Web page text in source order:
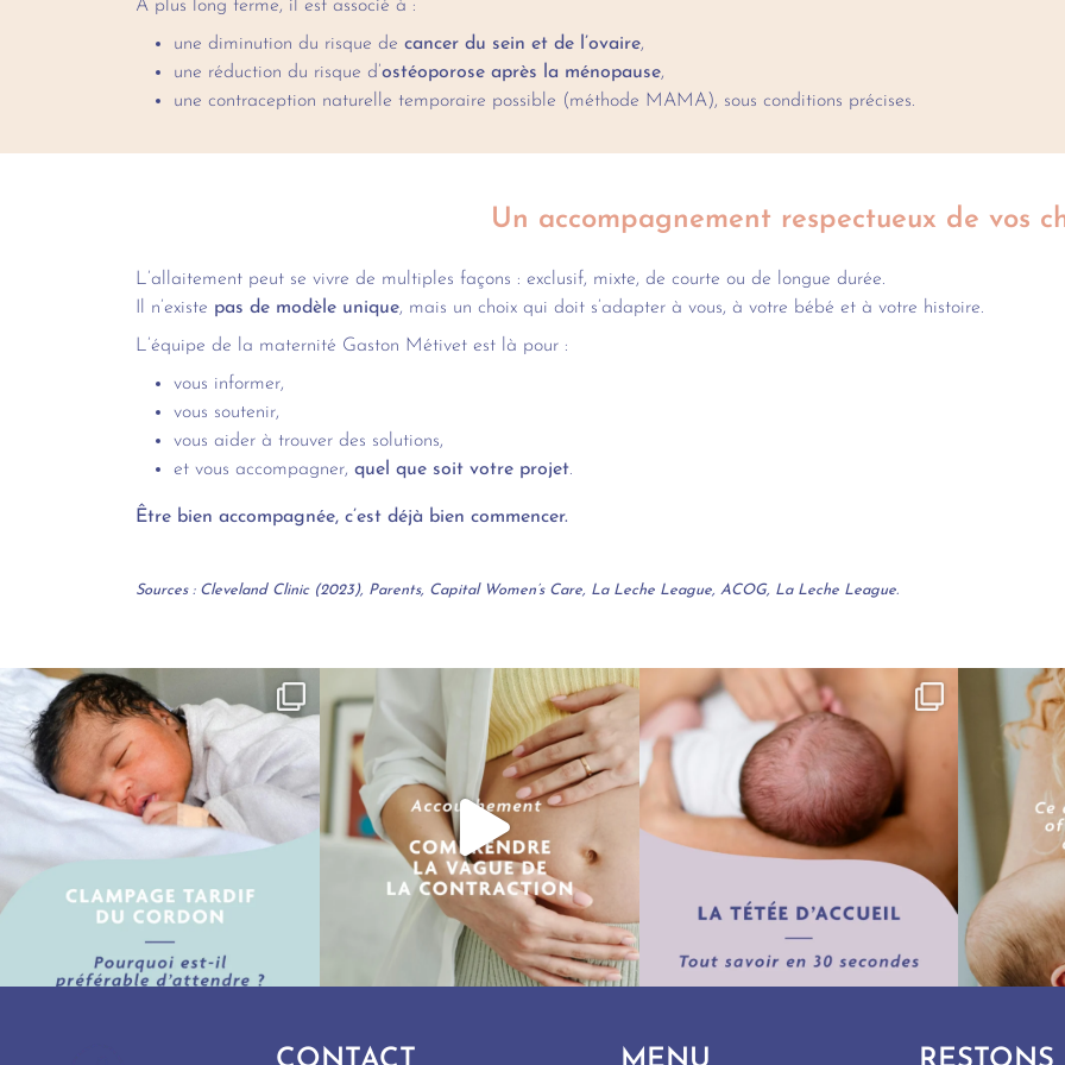
À plus long terme, il est associé à :
une diminution du risque de cancer du sein et de l’ovaire,
une réduction du risque d’ostéoporose après la ménopause,
une contraception naturelle temporaire possible (méthode MAMA), sous conditions précises.
Un accompagnement respectueux de vos
L’allaitement peut se vivre de multiples façons : exclusif, mixte, de courte ou de longue durée.
Il n’existe pas de modèle unique, mais un choix qui doit s’adapter à vous, à votre bébé et à votre histoire.
L’équipe de la maternité Gaston Métivet est là pour :
vous informer,
vous soutenir,
vous aider à trouver des solutions,
et vous accompagner, quel que soit votre projet.
Être bien accompagnée, c’est déjà bien commencer.
Sources : Cleveland Clinic (2023), Parents, Capital Women’s Care, La Leche League, ACOG, La Leche League.
25 0
Mai 21
0
Mai 18
16 0